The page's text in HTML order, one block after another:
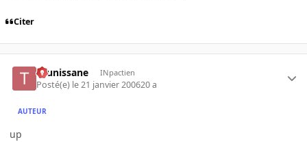
Citer
tounissane INpactien
Posté(e) le 21 janvier 200620 a
AUTEUR
up